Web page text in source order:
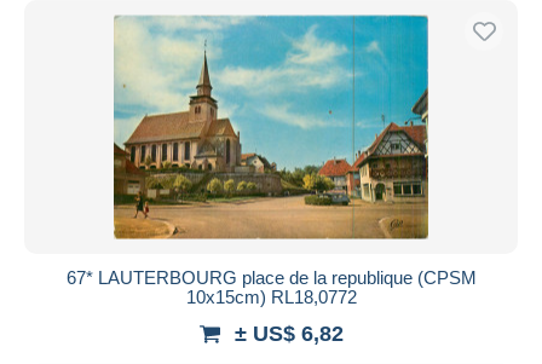
67* LAUTERBOURG place de la republique (CPSM
10x15cm) RL18,0772
± US$ 6,82